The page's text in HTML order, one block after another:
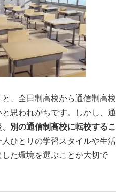
、全日制高校から通信制高校
思われがちです。しかし、 通
別の通信制高校に転校するこ
人ひとりの学習スタイルや生活
た環境を選ぶことが大切で